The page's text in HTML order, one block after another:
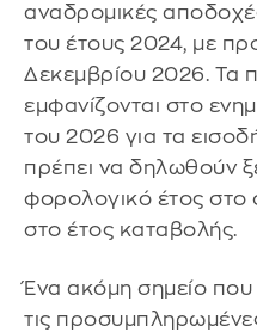
αναδρομικές
του έτους 2024, με
Δεκεμβρίου 2026. Τα
εμφανίζονται στο
του 2026 για τα
πρέπει να δηλωθούν
φορολογικό έτος στο
στο έτος καταβολής.
Ένα ακόμη σημείο
τις